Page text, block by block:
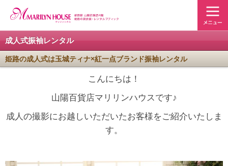
成人式振袖レンタル
姫路の成人式は玉城ティナ×紅一点ブランド振袖レンタル
こんにちは！
山陽百貨店マリリンハウスです♪
成人の撮影にお越しいただいたお客様をご紹介いたしま
す。